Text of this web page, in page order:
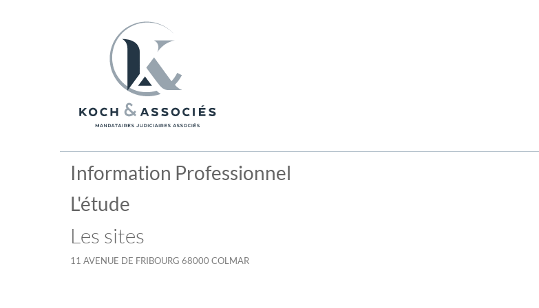
Information Professionnel
L'étude
Les sites
11 AVENUE DE FRIBOURG 68000 COLMAR